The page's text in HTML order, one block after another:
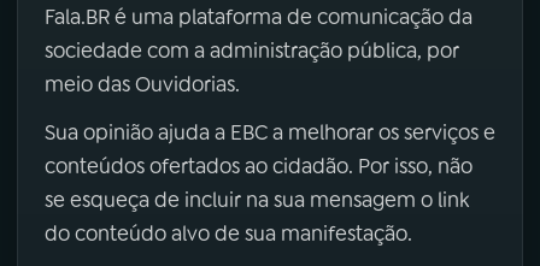
Fala.BR é uma plataforma de comunicação da
sociedade com a administração pública, por
meio das Ouvidorias.
Sua opinião ajuda a EBC a melhorar os serviços e
conteúdos ofertados ao cidadão. Por isso, não
se esqueça de incluir na sua mensagem o link
do conteúdo alvo de sua manifestação.